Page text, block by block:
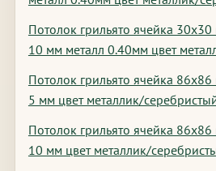
Потолок грильято ячейка
10 мм металл 0.40мм цвет
Потолок грильято ячейка
5 мм цвет металлик/
Потолок грильято ячейка
10 мм цвет металлик/